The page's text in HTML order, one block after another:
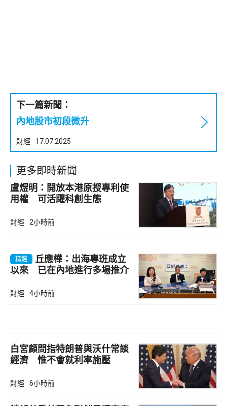
下一篇新聞：
內地股市初段微升
財經 17.07.2025
更多即時新聞
盧煜明：開放本港原授專利使
用權 可活躍科創生態
財經 2小時前
精選
丘應樺：出海專班成立
以來 已在內地進行多場推介
財經 4小時前
白宮顧問指特朗普與沃什常談
經濟 惟不會就利率施壓
財經 6小時前